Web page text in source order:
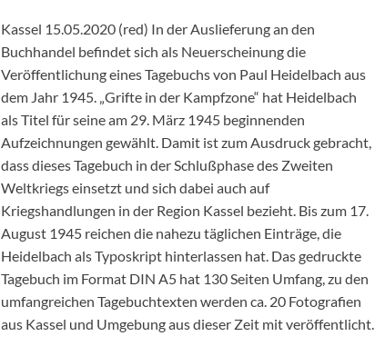
Kassel 15.05.2020 (red) In der Auslieferung an den
Buchhandel befindet sich als Neuerscheinung die
Veröffentlichung eines Tagebuchs von Paul Heidelbach aus
dem Jahr 1945. „Grifte in der Kampfzone“ hat Heidelbach
als Titel für seine am 29. März 1945 beginnenden
Aufzeichnungen gewählt. Damit ist zum Ausdruck gebracht,
dass dieses Tagebuch in der Schlußphase des Zweiten
Weltkriegs einsetzt und sich dabei auch auf
Kriegshandlungen in der Region Kassel bezieht. Bis zum 17.
August 1945 reichen die nahezu täglichen Einträge, die
Heidelbach als Typoskript hinterlassen hat. Das gedruckte
Tagebuch im Format DIN A5 hat 130 Seiten Umfang, zu den
umfangreichen Tagebuchtexten werden ca. 20 Fotografien
aus Kassel und Umgebung aus dieser Zeit mit veröffentlicht.